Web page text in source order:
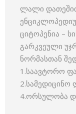
ლალი
ციტოპენია –
გარკვეული
ნორმასთან
1.საავტორო
2.სამედიცინო
4.ორსულობა